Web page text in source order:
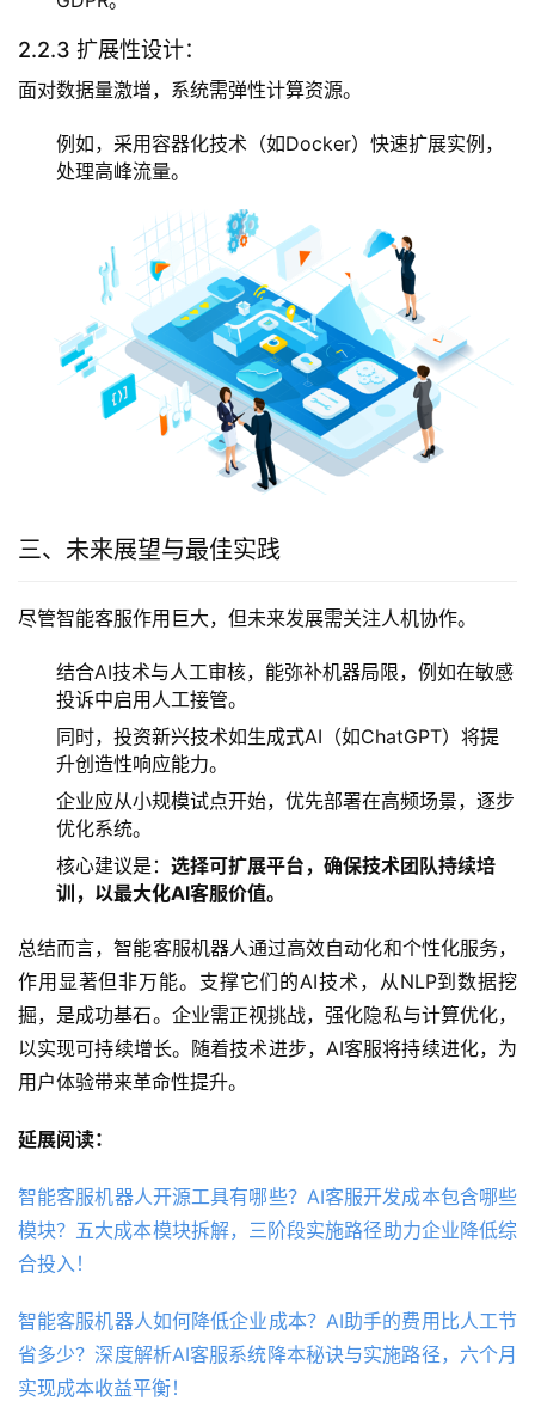
2.2.3 扩展性设计：
面对数据量激增，系统需弹性计算资源。
例如，采用容器化技术（如Docker）快速扩展实例，
处理高峰流量。
三、未来展望与最佳实践
尽管智能客服作用巨大，但未来发展需关注人机协作。
结合AI技术与人工审核，能弥补机器局限，例如在敏感
投诉中启用人工接管。
同时，投资新兴技术如生成式AI（如ChatGPT）将提
升创造性响应能力。
企业应从小规模试点开始，优先部署在高频场景，逐步
优化系统。
核心建议是： 选择可扩展平台，确保技术团队持续培
训，以最大化AI客服价值。
总结而言，智能客服机器人通过高效自动化和个性化服务，
作用显著但非万能。支撑它们的AI技术，从NLP到数据挖
掘，是成功基石。企业需正视挑战，强化隐私与计算优化，
以实现可持续增长。随着技术进步，AI客服将持续进化，为
用户体验带来革命性提升。
延展阅读：
智能客服机器人开源工具有哪些？AI客服开发成本包含哪些
模块？五大成本模块拆解，三阶段实施路径助力企业降低综
合投入！
智能客服机器人如何降低企业成本？AI助手的费用比人工节
省多少？深度解析AI客服系统降本秘诀与实施路径，六个月
实现成本收益平衡！